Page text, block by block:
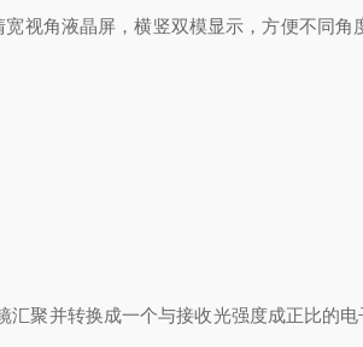
视角液晶屏，横竖双模显示，方便不同角
聚并转换成一个与接收光强度成正比的